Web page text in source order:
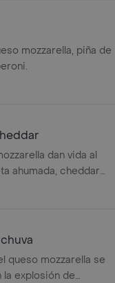
mozzarella, piña de
dan vida al
ahumada, cheddar
una
queso mozzarella se
explosión de